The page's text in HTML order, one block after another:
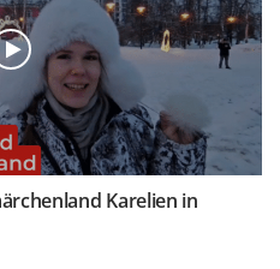
Karelien in